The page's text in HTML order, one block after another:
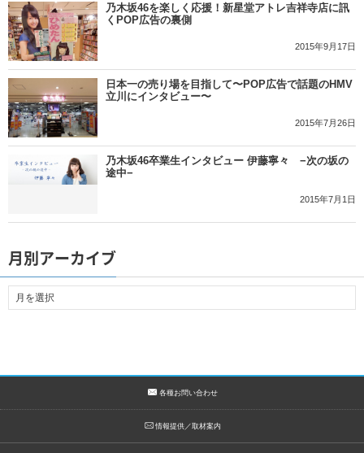
乃木坂46を楽しく応援！新星堂アトレ吉祥寺店に訊
くPOP広告の裏側
2015年9月17日
日本一の売り場を目指して〜POP広告で話題のHMV
立川にインタビュー〜
2015年7月26日
乃木坂46卒業生インタビュー 伊藤寧々 −次の坂の
途中−
2015年7月1日
月別アーカイブ
各種お問い合わせ
情報提供／取材案内